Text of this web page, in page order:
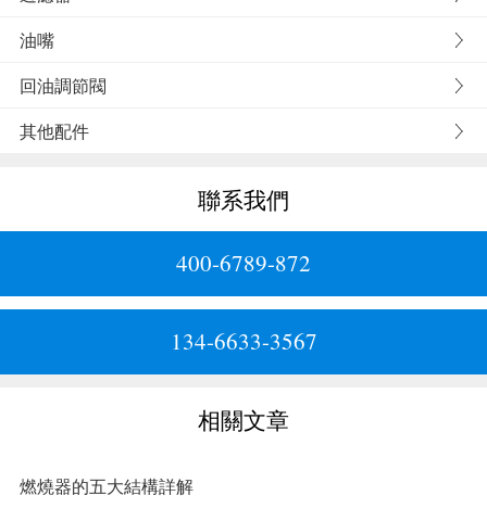
油嘴
回油調節閥
其他配件
聯系我們
400-6789-872
134-6633-3567
相關文章
燃燒器的五大結構詳解